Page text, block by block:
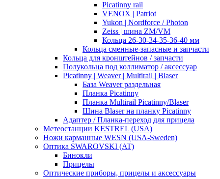
Picatinny rail
VENOX | Patriot
Yukon | Nordforce / Photon
Zeiss | шина ZM/VM
Кольца 26-30-34-35-36-40 мм
Кольца сменные-запасные и запчасти
Кольца для кронштейнов / запчасти
Полукольца под коллиматор / аксессуар
Picatinny | Weaver | Multirail | Blaser
База Weaver раздельная
Планка Picatinny
Планка Multirail Picatinny/Blaser
Шина Blaser на планку Picatinny
Адаптер / Планка-переход для прицела
Метеостанции KESTREL (USA)
Ножи карманные WESN (USA-Sweden)
Оптика SWAROVSKI (AT)
Бинокли
Прицелы
Оптические приборы, прицелы и аксессуары